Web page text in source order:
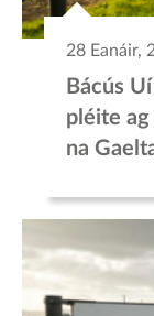
28 Eanáir,
Bácús
pléite
na